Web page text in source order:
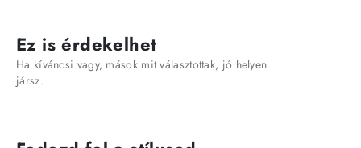
Ez is érdekelhet
Ha kíváncsi vagy, mások mit választottak, jó helyen
jársz.